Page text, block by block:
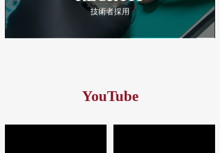
技術者採用
YouTube